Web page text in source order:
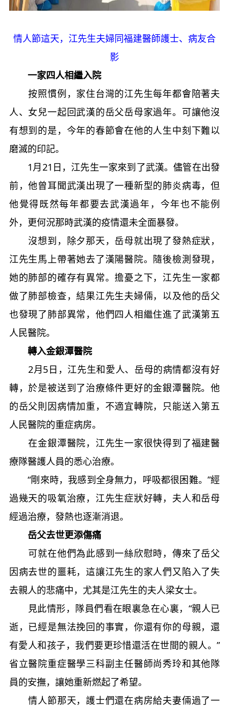
情人節這天，江先生夫婦同福建醫師護士、病友合
影
一家四人相繼入院
按照慣例，家住台灣的江先生每年都會陪著夫
人、女兒一起回武漢的岳父岳母家過年。可讓他沒
有想到的是，今年的春節會在他的人生中刻下難以
磨滅的印記。
1月21日，江先生一家來到了武漢。儘管在出發
前，他曾耳聞武漢出現了一種新型的肺炎病毒，但
他覺得既然每年都要去武漢過年，今年也不能例
外，更何況那時武漢的疫情還未全面暴發。
沒想到，除夕那天，岳母就出現了發熱症狀，
江先生馬上帶著她去了漢陽醫院。隨後檢測發現，
她的肺部的確存有異常。擔憂之下，江先生一家都
做了肺部檢查，結果江先生夫婦倆，以及他的岳父
也發現了肺部異常，他們四人相繼住進了武漢第五
人民醫院。
轉入金銀潭醫院
2月5日，江先生和愛人、岳母的病情都沒有好
轉，於是被送到了治療條件更好的金銀潭醫院。他
的岳父則因病情加重，不適宜轉院，只能送入第五
人民醫院的重症病房。
在金銀潭醫院，江先生一家很快得到了福建醫
療隊醫護人員的悉心治療。
“剛來時，我感到全身無力，呼吸都很困難。”經
過幾天的吸氧治療，江先生症狀好轉，夫人和岳母
經過治療，發熱也逐漸消退。
岳父去世更添傷痛
可就在他們為此感到一絲欣慰時，傳來了岳父
因病去世的噩耗，這讓江先生的家人們又陷入了失
去親人的悲痛中，尤其是江先生的夫人梁女士。
見此情形，隊員們看在眼裏急在心裏，“親人已
逝，已經是無法挽回的事實，你還有你的母親，還
有愛人和孩子，我們要更珍惜還活在世間的親人。”
省立醫院重症醫學三科副主任醫師尚秀玲和其他隊
員的安撫，讓她重新燃起了希望。
情人節那天，護士們還在病房給夫妻倆過了一